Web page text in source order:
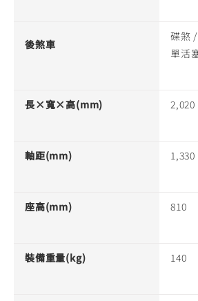
後煞車
碟煞
單活
長×寬×高(mm)
軸距(mm) 1,330
座高(mm) 810
裝備重量(kg) 140